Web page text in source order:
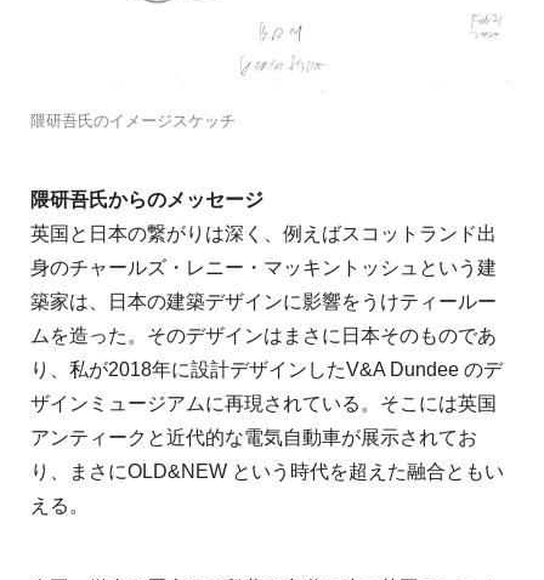
隈研吾氏のイメージスケッチ
隈研吾氏からのメッセージ
英国と日本の繋がりは深く、例えばスコットランド出
身のチャールズ・レニー・マッキントッシュという建
築家は、日本の建築デザインに影響をうけティールー
ムを造った。そのデザインはまさに日本そのものであ
り、私が2018年に設計デザインしたV&A Dundee のデ
ザインミュージアムに再現されている。そこには英国
アンティークと近代的な電気自動車が展示されてお
り、まさにOLD&NEW という時代を超えた融合ともい
える。